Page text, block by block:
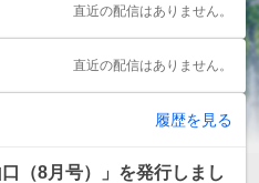
直近の配信はありません。
直近の配信はありません。
履歴を見る
（8月号）」を発行しまし